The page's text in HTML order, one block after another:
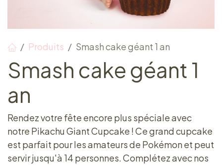
Produits Smash cake géant 1 an
Smash cake géant 1
an
Rendez votre fête encore plus spéciale avec
notre Pikachu Giant Cupcake ! Ce grand cupcake
est parfait pour les amateurs de Pokémon et peut
servir jusqu'à 14 personnes. Complétez avec nos